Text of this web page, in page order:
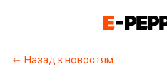
Назад к новостям